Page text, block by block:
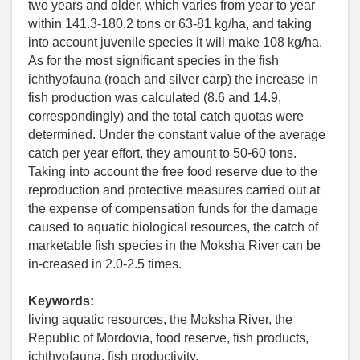
two years and older, which varies from year to year
within 141.3-180.2 tons or 63-81 kg/ha, and taking
into account juvenile species it will make 108 kg/ha.
As for the most significant species in the fish
ichthyofauna (roach and silver carp) the increase in
fish production was calculated (8.6 and 14.9,
correspondingly) and the total catch quotas were
determined. Under the constant value of the average
catch per year effort, they amount to 50-60 tons.
Taking into account the free food reserve due to the
reproduction and protective measures carried out at
the expense of compensation funds for the damage
caused to aquatic biological resources, the catch of
marketable fish species in the Moksha River can be
in-creased in 2.0-2.5 times.
Keywords:
living aquatic resources, the Moksha River, the
Republic of Mordovia, food reserve, fish products,
ichthyofauna, fish productivity.